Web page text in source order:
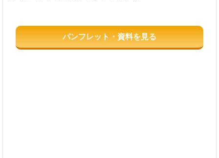
パンフレット・資料を見る